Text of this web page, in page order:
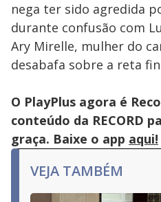
nega ter sido agredida
durante confusão com
Ary Mirelle, mulher do
desabafa sobre a reta
O PlayPlus agora é
conteúdo da RECORD
graça. Baixe o app aqui!
VEJA TAMBÉM